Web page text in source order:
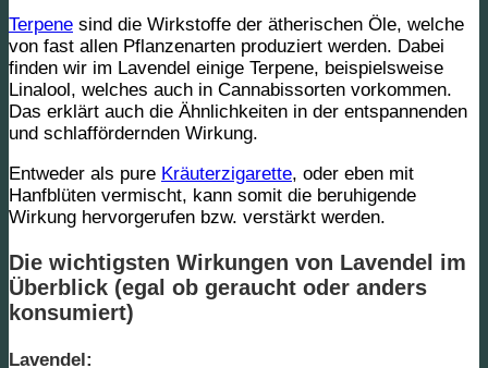
Terpene sind die Wirkstoffe der ätherischen Öle, welche
von fast allen Pflanzenarten produziert werden. Dabei
finden wir im Lavendel einige Terpene, beispielsweise
Linalool, welches auch in Cannabissorten vorkommen.
Das erklärt auch die Ähnlichkeiten in der entspannenden
und schlaffördernden Wirkung.
Entweder als pure Kräuterzigarette, oder eben mit
Hanfblüten vermischt, kann somit die beruhigende
Wirkung hervorgerufen bzw. verstärkt werden.
Die wichtigsten Wirkungen von Lavendel im
Überblick (egal ob geraucht oder anders
konsumiert)
Lavendel: